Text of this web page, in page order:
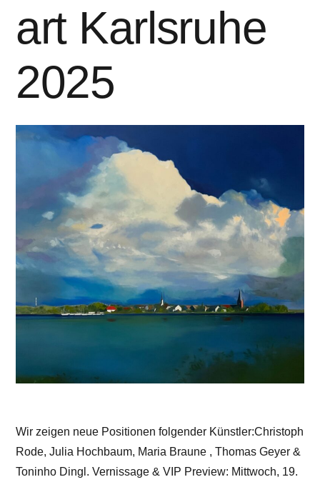
art Karlsruhe
2025
Wir zeigen neue Positionen folgender Künstler:Christoph
Rode, Julia Hochbaum, Maria Braune , Thomas Geyer &
Toninho Dingl. Vernissage & VIP Preview: Mittwoch, 19.